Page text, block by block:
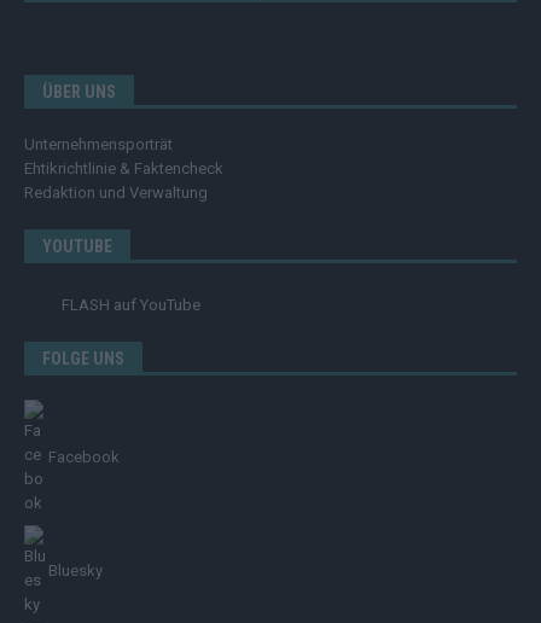
ÜBER UNS
Unternehmensporträt
Ehtikrichtlinie & Faktencheck
Redaktion und Verwaltung
YOUTUBE
FLASH auf YouTube
FOLGE UNS
Facebook
Bluesky